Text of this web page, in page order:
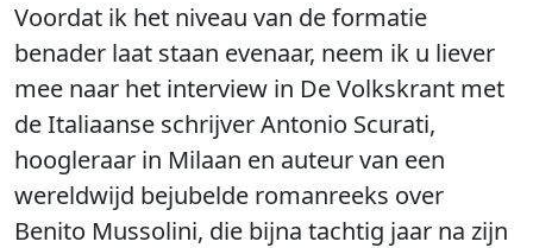
Voordat ik het niveau van de formatie
benader laat staan evenaar, neem ik u liever
mee naar het interview in De Volkskrant met
de Italiaanse schrijver Antonio Scurati,
hoogleraar in Milaan en auteur van een
wereldwijd bejubelde romanreeks over
Benito Mussolini, die bijna tachtig jaar na zijn